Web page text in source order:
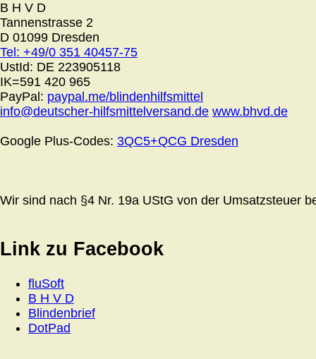
B H V D
Tannenstrasse 2
D 01099 Dresden
Tel: +49/0 351 40457-75
UstId: DE 223905118
IK=591 420 965
PayPal: paypal.me/blindenhilfsmittel
info@deutscher-hilfsmittelversand.de www.bhvd.de
Google Plus-Codes: 3QC5+QCG Dresden
Wir sind nach §4 Nr. 19a UStG von der Umsatzsteuer
Link zu Facebook
fluSoft
B H V D
Blindenbrief
DotPad